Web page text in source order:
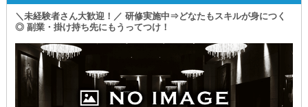
＼未経験者さん大歓迎！／ 研修実施中⇒どなたもスキルが身につく
◎ 副業・掛け持ち先にもうってつけ！